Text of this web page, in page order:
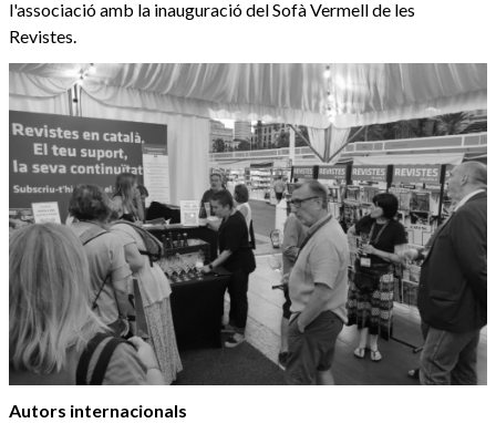
l'associació amb la inauguració del Sofà Vermell de les
Revistes.
Autors internacionals